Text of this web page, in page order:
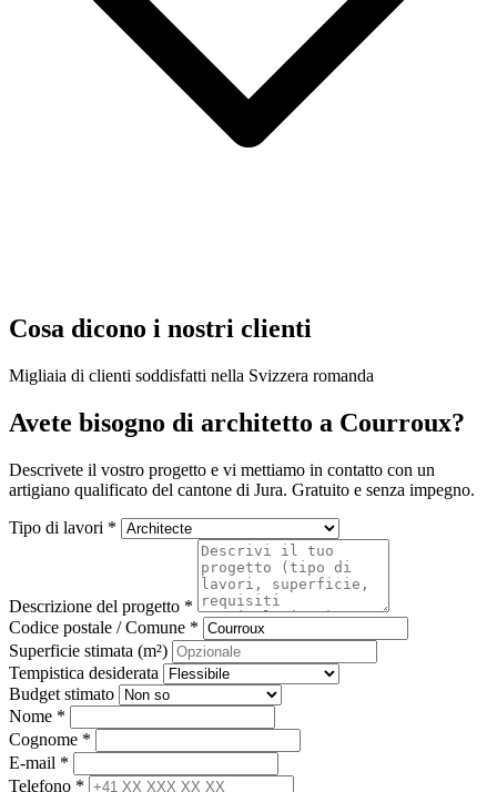
Cosa dicono i nostri clienti
Migliaia di clienti soddisfatti nella Svizzera romanda
Avete bisogno di architetto a Courroux?
Descrivete il vostro progetto e vi mettiamo in contatto con un
artigiano qualificato del cantone di Jura. Gratuito e senza impegno.
Tipo di lavori *
Descrizione del progetto *
Codice postale / Comune *
Superficie stimata (m²)
Tempistica desiderata
Budget stimato
Nome *
Cognome *
E-mail *
Telefono *